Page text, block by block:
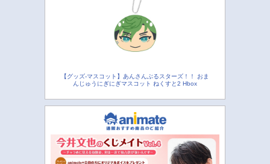
【グッズ-マスコット】あんさんぶるスターズ！！ おま
んじゅうにぎにぎマスコット ねくすと2 Hbox